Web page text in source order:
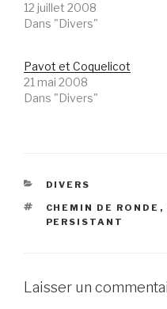
12 juillet 2008
Dans "Divers"
Pavot et Coquelicot
21 mai 2008
Dans "Divers"
CATÉGORIES
DIVERS
ÉTIQUETTES
CHEMIN DE RONDE ,
PERSISTANT
Laisser un